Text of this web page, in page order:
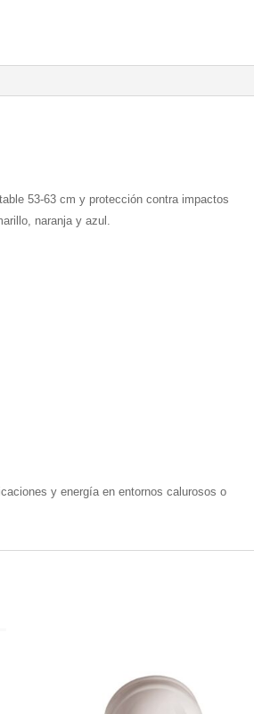
53-63 cm y protección contra impactos
naranja y azul.
y energía en entornos calurosos o